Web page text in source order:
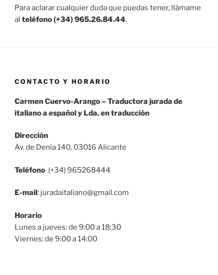
Para aclarar cualquier duda que puedas tener, llámame
al teléfono (+34) 965.26.84.44.
CONTACTO Y HORARIO
Carmen Cuervo-Arango – Traductora jurada de
italiano a español y Lda. en traducción
Dirección
Av. de Denia 140, 03016 Alicante
Teléfono (+34) 965268444
E-mail : juradaitaliano@gmail.com
Horario
Lunes a jueves: de 9:00 a 18:30
Viernes: de 9:00 a 14:00